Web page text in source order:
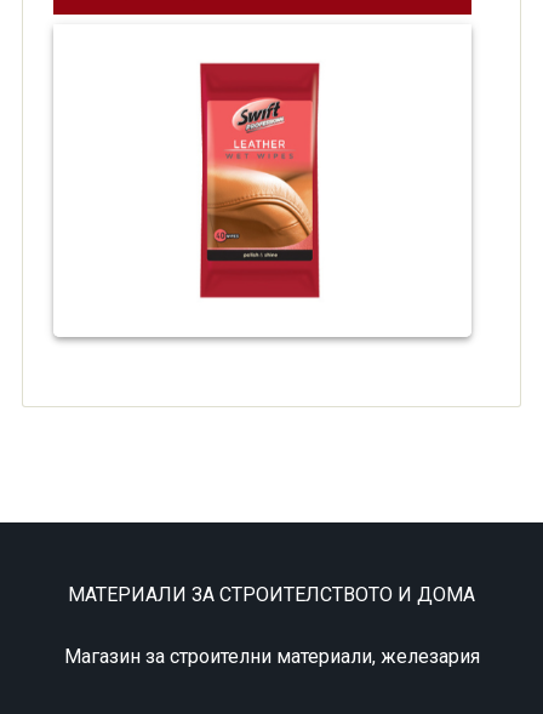
МАТЕРИАЛИ ЗА СТРОИТЕЛСТВОТО И ДОМА
Магазин за строителни материали, железария